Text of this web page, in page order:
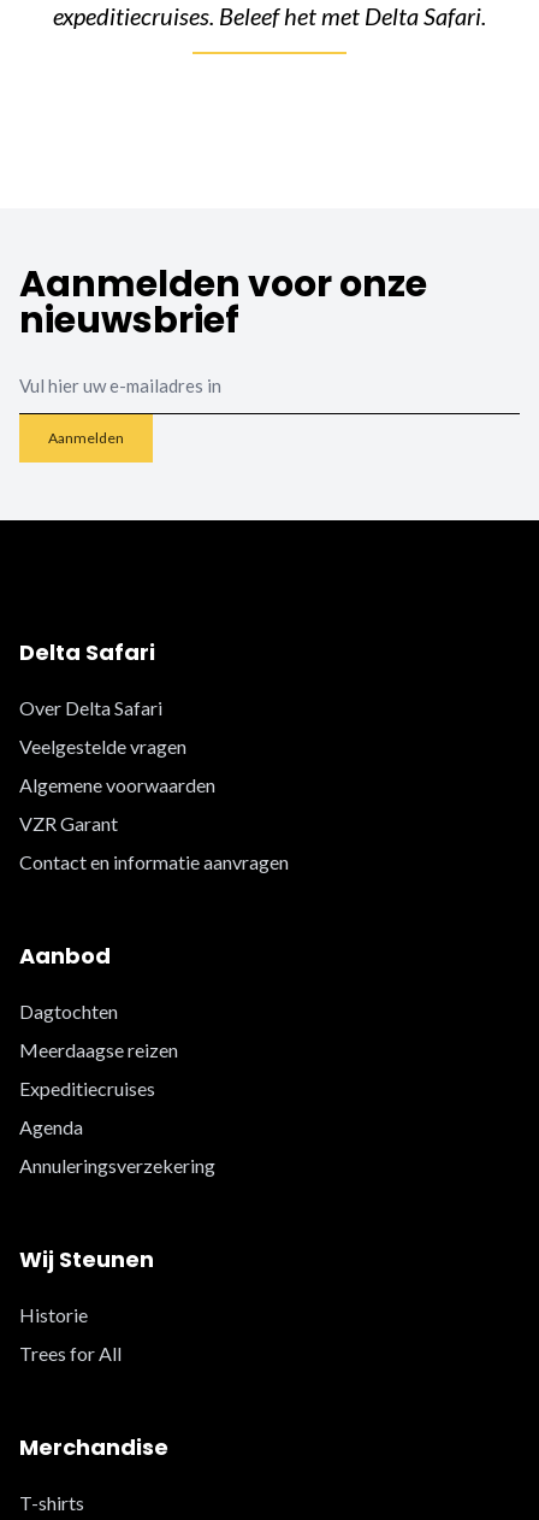
expeditiecruises. Beleef het met Delta Safari.
Aanmelden voor onze
nieuwsbrief
Aanmelden
Delta Safari
Over Delta Safari
Veelgestelde vragen
Algemene voorwaarden
VZR Garant
Contact en informatie aanvragen
Aanbod
Dagtochten
Meerdaagse reizen
Expeditiecruises
Agenda
Annuleringsverzekering
Wij Steunen
Historie
Trees for All
Merchandise
T-shirts